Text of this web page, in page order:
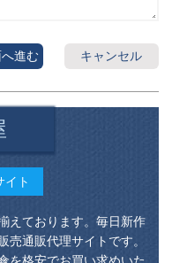
キャンセル
進む
イト
えております。毎日新作
売通販代理サイトです。
を格安でお買い求めいた